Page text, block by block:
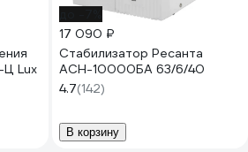
Lux
17 090 ₽
Стабилизатор Ресанта
АСН-10000БА 63/6/40
4.7(142)
В корзину